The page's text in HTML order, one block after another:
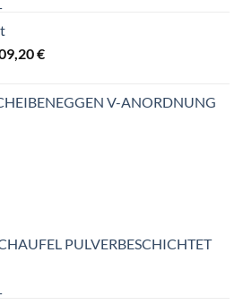
€Preisspanne:
809,20 €
V-ANORDNUNG
PULVERBESCHICHTET